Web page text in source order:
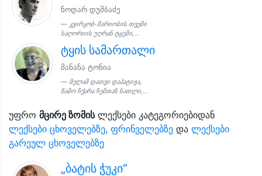
ნოდარ დუმბაძე
კვირკობ-მარიობის თვეში
საღორიის უღრან ტყეში,...
ტყის სამართალი
მანანა ტონია
მელამ დათვი დაპატიჟა,
წამო ჩქარა ჩემთან ნათლი,...
უფრო მცირე ზომისლექსები კატეგორიებიდან
ლექსები ცხოველებზე, ფრინველებზე და ლექსები
გარეულ ცხოველებზე
„ბატის ჭუკი“